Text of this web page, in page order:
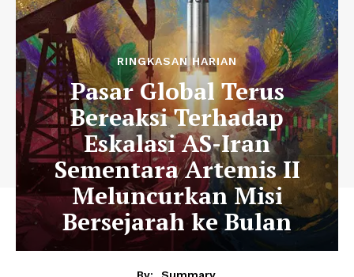
RINGKASAN HARIAN
Pasar Global Terus
Bereaksi Terhadap
Eskalasi AS-Iran
Sementara Artemis II
Meluncurkan Misi
Bersejarah ke Bulan
By:
Summary